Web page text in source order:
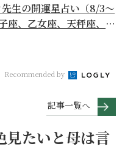
生の開運星占い（8/3～
座、乙女座、天秤座、蠍
Recommended by
記事一覧へ
見たいと母は言